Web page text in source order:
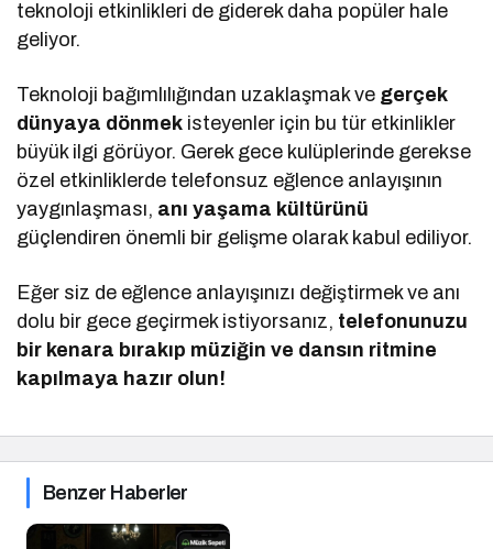
teknoloji etkinlikleri de giderek daha popüler hale
geliyor.
Teknoloji bağımlılığından uzaklaşmak ve gerçek
dünyaya dönmek isteyenler için bu tür etkinlikler
büyük ilgi görüyor. Gerek gece kulüplerinde gerekse
özel etkinliklerde telefonsuz eğlence anlayışının
yaygınlaşması, anı yaşama kültürünü
güçlendiren önemli bir gelişme olarak kabul ediliyor.
Eğer siz de eğlence anlayışınızı değiştirmek ve anı
dolu bir gece geçirmek istiyorsanız, telefonunuzu
bir kenara bırakıp müziğin ve dansın ritmine
kapılmaya hazır olun!
Benzer Haberler